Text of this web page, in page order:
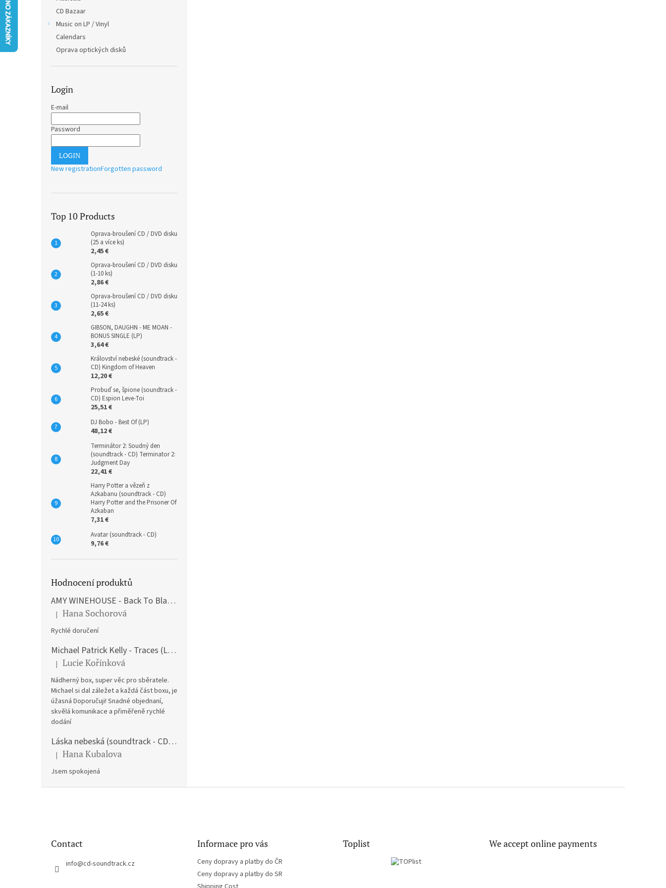
CD Bazaar
Music on LP / Vinyl
Calendars
Oprava optických disků
Login
E-mail
Password
LOGIN
New registrationForgotten password
Top 10 Products
Oprava-broušení CD / DVD disku
(25 a více ks)
2,45 €
Oprava-broušení CD / DVD disku
(1-10 ks)
2,86 €
Oprava-broušení CD / DVD disku
(11-24 ks)
2,65 €
GIBSON, DAUGHN - ME MOAN -
BONUS SINGLE (LP)
3,64 €
Království nebeské (soundtrack -
CD) Kingdom of Heaven
12,20 €
Probuď se, špione (soundtrack -
CD) Espion Leve-Toi
25,51 €
DJ Bobo - Best Of (LP)
48,12 €
Terminátor 2: Soudný den
(soundtrack - CD) Terminator 2:
Judgment Day
22,41 €
Harry Potter a vězeň z
Azkabanu (soundtrack - CD)
Harry Potter and the Prisoner Of
Azkaban
7,31 €
Avatar (soundtrack - CD)
9,76 €
Hodnocení produktů
AMY WINEHOUSE - Back To Black (LP)
The product rating is 5 out of 5 stars.
| Hana Sochorová
Rychlé doručení
Michael Patrick Kelly - Traces (Limited Edition) (Premium Box-Set) (LP)
The product rating is 5 out of 5 stars.
| Lucie Kořínková
Nádherný box, super věc pro sběratele.
Michael si dal záležet a každá část boxu, je
úžasná Doporučuji! Snadné objednaní,
skvělá komunikace a přiměřeně rychlé
dodání
Láska nebeská (soundtrack - CD) Love Actually
The product rating is 5 out of 5 stars.
| Hana Kubalova
Jsem spokojená
Contact
info@cd-soundtrack.cz
Informace pro vás
Ceny dopravy a platby do ČR
Ceny dopravy a platby do SR
Toplist We accept online payments